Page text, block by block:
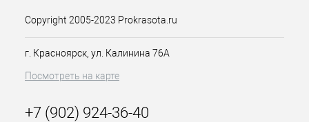
средствах BIOSFERA RE-EQ, получены
из сахаров, поэтому представляют
собой наиболее естественные
на рынке. Мята, шалфей, душица и
смягчающее действие, но и
Copyright 2005-2023 Prokrasota.ru
г. Красноярск, ул. Калинина 76А
Посмотреть на карте
+7 (902) 924-36-40